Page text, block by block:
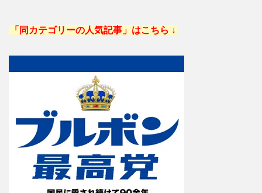
「同カテゴリーの人気記事」はこちら ↓